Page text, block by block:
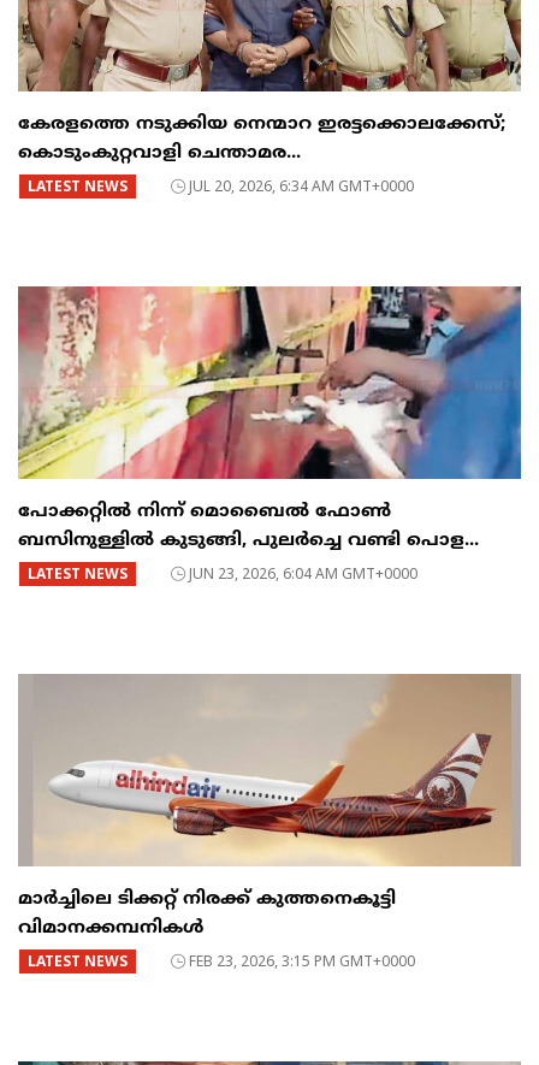
കേരളത്തെ നടുക്കിയ നെന്മാറ ഇരട്ടക്കൊലക്കേസ്;
കൊടുംകുറ്റവാളി ചെന്താമര...
LATEST NEWS JUL 20, 2026, 6:34 AM GMT+0000
പോക്കറ്റിൽ നിന്ന് മൊബൈൽ ഫോൺ
ബസിനുള്ളിൽ കുടുങ്ങി, പുലർച്ചെ വണ്ടി പൊള...
LATEST NEWS JUN 23, 2026, 6:04 AM GMT+0000
മാർച്ചിലെ ടിക്കറ്റ് നിരക്ക് കുത്തനെകൂട്ടി
വിമാനക്കമ്പനികൾ
LATEST NEWS FEB 23, 2026, 3:15 PM GMT+0000